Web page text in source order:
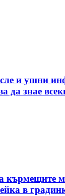
и ушни
да знае
кърмещите
в